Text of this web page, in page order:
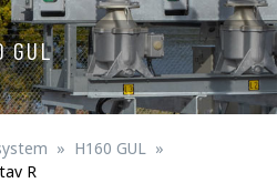
GUL
H160 GUL
R